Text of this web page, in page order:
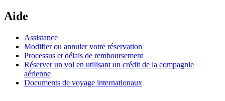
Aide
Assistance
Modifier ou annuler votre réservation
Processus et délais de remboursement
Réserver un vol en utilisant un crédit de la compagnie
aérienne
Documents de voyage internationaux